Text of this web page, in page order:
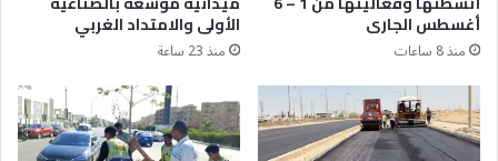
أغسطس الجارى
منذ 8 ساعات
الأولى والامتداد الغربي
منذ 23 ساعة